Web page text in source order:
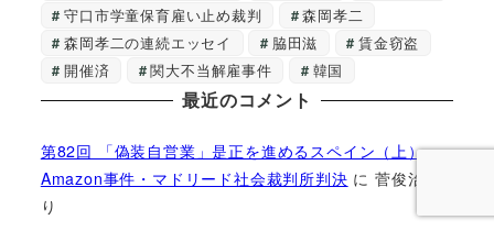
守口市学童保育雇い止め裁判
森岡孝二
森岡孝二の連続エッセイ
脇田滋
賃金窃盗
開催済
関大不当解雇事件 韓国
最近のコメント
第82回 「偽装自営業」是正を進めるスペイン（上）
Amazon事件・マドリード社会裁判所判決 に菅俊治
り